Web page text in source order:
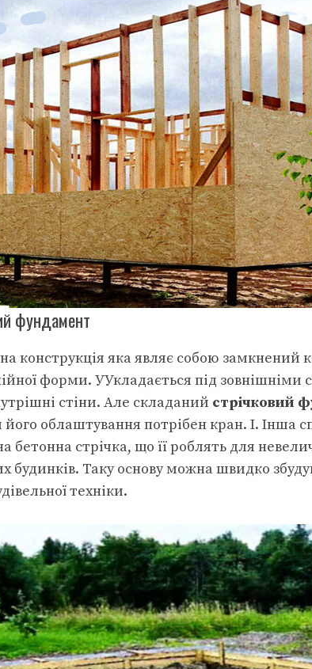
фундамент
конструкція яка являє собою замкнений
форми. УУкладається під зовнішніми
стіни. Але складаний стрічковий
облаштування потрібен кран. І. Інша
бетонна стрічка, що її роблять для
будинків. Таку основу можна швидко
техніки.